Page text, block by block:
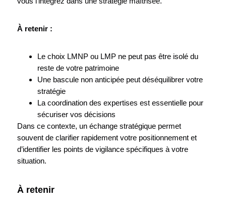
À retenir :
Le choix LMNP ou LMP ne peut pas être isolé du
reste de votre patrimoine
Une bascule non anticipée peut déséquilibrer votre
stratégie
La coordination des expertises est essentielle pour
sécuriser vos décisions
Dans ce contexte, un échange stratégique permet
souvent de clarifier rapidement votre positionnement et
d’identifier les points de vigilance spécifiques à votre
situation.
À retenir